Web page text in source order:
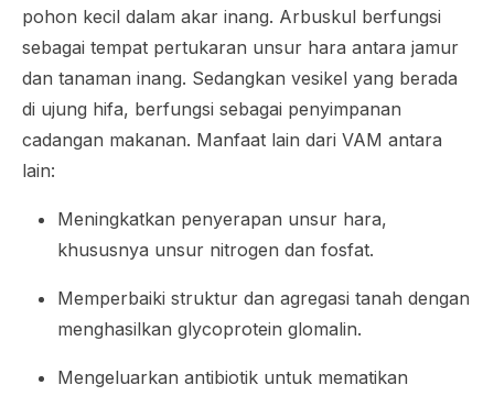
pohon kecil dalam akar inang. Arbuskul berfungsi
sebagai tempat pertukaran unsur hara antara jamur
dan tanaman inang. Sedangkan vesikel yang berada
di ujung hifa, berfungsi sebagai penyimpanan
cadangan makanan. Manfaat lain dari VAM antara
lain:
Meningkatkan penyerapan unsur hara,
khususnya unsur nitrogen dan fosfat.
Memperbaiki struktur dan agregasi tanah dengan
menghasilkan glycoprotein glomalin.
Mengeluarkan antibiotik untuk mematikan